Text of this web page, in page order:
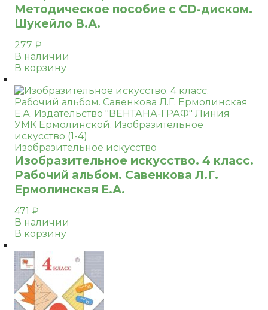
Методическое пособие с CD-диском.
Шукейло В.А.
277 ₽
В наличии
В корзину
Изобразительное искусство
Изобразительное искусство. 4 класс.
Рабочий альбом. Савенкова Л.Г.
Ермолинская Е.А.
471 ₽
В наличии
В корзину